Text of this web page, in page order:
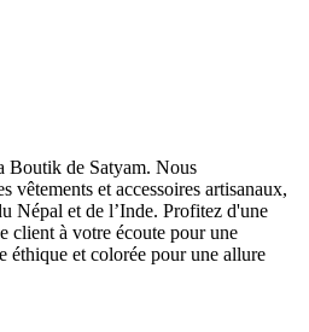
Boutik de Satyam. Nous
vêtements et accessoires artisanaux,
Népal et de l’Inde. Profitez d'une
client à votre écoute pour une
éthique et colorée pour une allure